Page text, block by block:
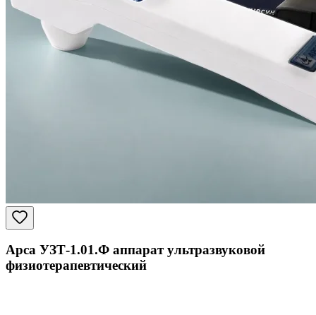
Арса УЗТ-1.01.Ф аппарат ультразвуковой
физиотерапевтический